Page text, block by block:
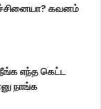
கவனம்
எந்த கெட்ட
நாங்க